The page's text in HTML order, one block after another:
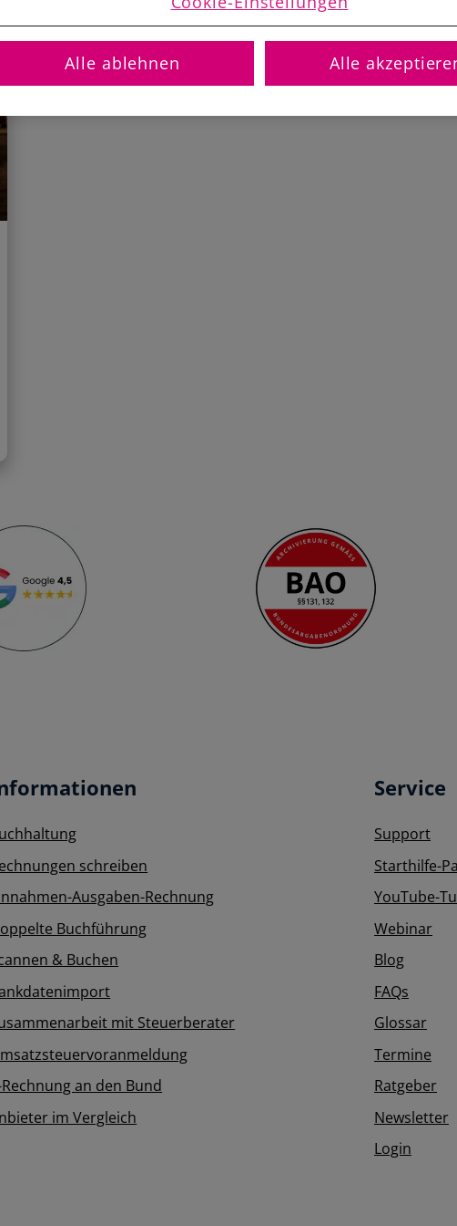
schreiben
Ausgaben-Rechnung
Buchführung
& Buchen
mit Steuerberater
an den Bund
im Vergleich
Service
Support
Starthilfe-
YouTube-
Webinar
Blog
FAQs
Glossar
Termine
Ratgeber
Newsletter
Login
Alle ablehnen Alle